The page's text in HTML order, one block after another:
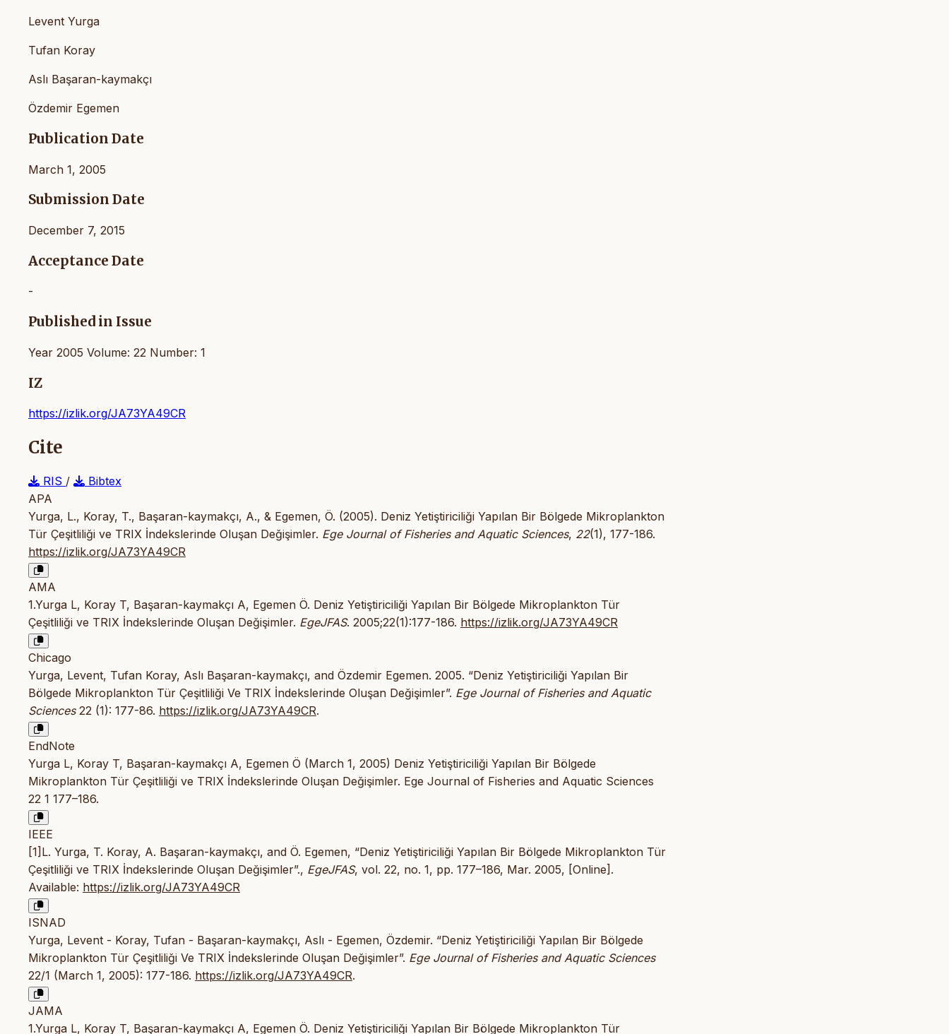
Levent Yurga
Tufan Koray
Aslı Başaran-kaymakçı
Özdemir Egemen
Publication Date
March 1, 2005
Submission Date
December 7, 2015
Acceptance Date
-
Published in Issue
Year 2005 Volume: 22 Number: 1
IZ
https://izlik.org/JA73YA49CR
Cite
RIS /
Bibtex
APA
Yurga, L., Koray, T., Başaran-kaymakçı, A., & Egemen, Ö. (2005). Deniz Yetiştiriciliği Yapılan Bir Bölgede Mikroplankton
Tür Çeşitliliği ve TRIX İndekslerinde Oluşan Değişimler. Ege Journal of Fisheries and Aquatic Sciences, 22(1), 177-186.
https://izlik.org/JA73YA49CR
AMA
1.Yurga L, Koray T, Başaran-kaymakçı A, Egemen Ö. Deniz Yetiştiriciliği Yapılan Bir Bölgede Mikroplankton Tür
Çeşitliliği ve TRIX İndekslerinde Oluşan Değişimler. EgeJFAS. 2005;22(1):177-186. https://izlik.org/JA73YA49CR
Chicago
Yurga, Levent, Tufan Koray, Aslı Başaran-kaymakçı, and Özdemir Egemen. 2005. “Deniz Yetiştiriciliği Yapılan Bir
Bölgede Mikroplankton Tür Çeşitliliği Ve TRIX İndekslerinde Oluşan Değişimler”. Ege Journal of Fisheries and Aquatic
Sciences22 (1): 177-86. https://izlik.org/JA73YA49CR.
EndNote
Yurga L, Koray T, Başaran-kaymakçı A, Egemen Ö (March 1, 2005) Deniz Yetiştiriciliği Yapılan Bir Bölgede
Mikroplankton Tür Çeşitliliği ve TRIX İndekslerinde Oluşan Değişimler. Ege Journal of Fisheries and Aquatic Sciences
22 1 177–186.
IEEE
[1]L. Yurga, T. Koray, A. Başaran-kaymakçı, and Ö. Egemen, “Deniz Yetiştiriciliği Yapılan Bir Bölgede Mikroplankton Tür
Çeşitliliği ve TRIX İndekslerinde Oluşan Değişimler”., EgeJFAS, vol. 22, no. 1, pp. 177–186, Mar. 2005, [Online].
Available: https://izlik.org/JA73YA49CR
ISNAD
Yurga, Levent - Koray, Tufan - Başaran-kaymakçı, Aslı - Egemen, Özdemir. “Deniz Yetiştiriciliği Yapılan Bir Bölgede
Mikroplankton Tür Çeşitliliği Ve TRIX İndekslerinde Oluşan Değişimler”. Ege Journal of Fisheries and Aquatic Sciences
22/1 (March 1, 2005): 177-186. https://izlik.org/JA73YA49CR.
JAMA
1.Yurga L, Koray T, Başaran-kaymakçı A, Egemen Ö. Deniz Yetiştiriciliği Yapılan Bir Bölgede Mikroplankton Tür